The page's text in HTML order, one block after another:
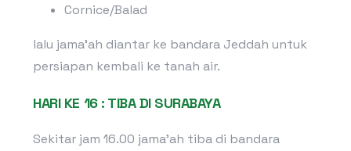
Cornice/Balad
lalu jama’ah diantar ke bandara Jeddah untuk
persiapan kembali ke tanah air.
HARI KE 16 : TIBA DI SURABAYA
Sekitar jam 16.00 jama’ah tiba di bandara